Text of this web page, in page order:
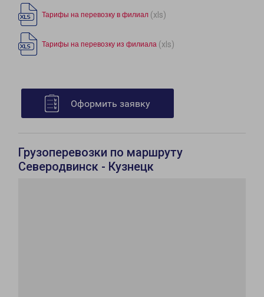
Тарифы на перевозку в филиал (xls)
Тарифы на перевозку из филиала (xls)
Оформить заявку
Грузоперевозки по маршруту
Северодвинск - Кузнецк